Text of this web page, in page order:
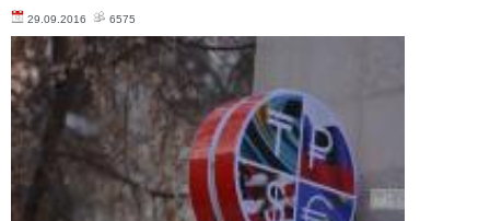
29.09.2016 6575